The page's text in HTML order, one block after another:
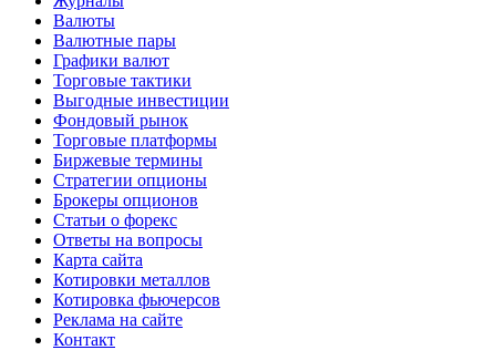
Валюты
Валютные пары
Графики валют
Торговые тактики
Выгодные инвестиции
Фондовый рынок
Торговые платформы
Биржевые термины
Стратегии опционы
Брокеры опционов
Статьи о форекс
Ответы на вопросы
Карта сайта
Котировки металлов
Котировка фьючерсов
Реклама на сайте
Контакт